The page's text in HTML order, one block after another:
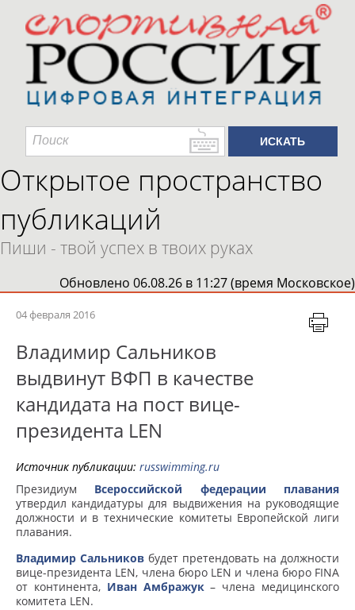
Открытое пространство
публикаций
Пиши - твой успех в твоих руках
Обновлено 06.08.26 в 11:27 (время Московское)
04 февраля 2016
Владимир Сальников
выдвинут ВФП в качестве
кандидата на пост вице-
президента LEN
Источник публикации: russwimming.ru
Президиум Всероссийской федерации плавания
утвердил кандидатуры для выдвижения на руководящие
должности и в технические комитеты Европейской лиги
плавания.
Владимир Сальников будет претендовать на должности
вице-президента LEN, члена бюро LEN и члена бюро FINA
от континента, Иван Амбражук– члена медицинского
комитета LEN.